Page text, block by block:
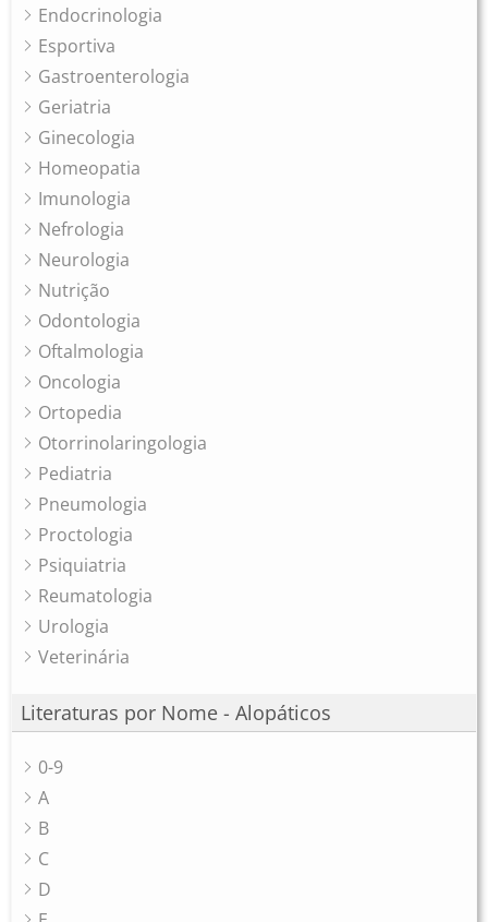
Endocrinologia
Esportiva
Gastroenterologia
Geriatria
Ginecologia
Homeopatia
Imunologia
Nefrologia
Neurologia
Nutrição
Odontologia
Oftalmologia
Oncologia
Ortopedia
Otorrinolaringologia
Pediatria
Pneumologia
Proctologia
Psiquiatria
Reumatologia
Urologia
Veterinária
Literaturas por Nome - Alopáticos
0-9
A
B
C
D